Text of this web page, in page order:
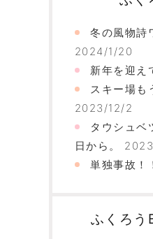
冬の風物詩
2024/1/20
新年を迎え
スキー場も
2023/12/2
タウシュ
日から。
単独事故！
ふくろう